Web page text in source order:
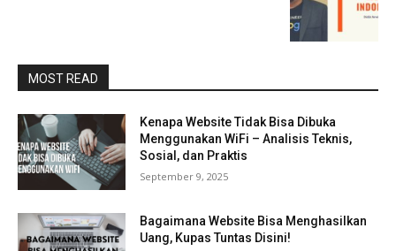
MOST READ
Kenapa Website Tidak Bisa Dibuka
Menggunakan WiFi – Analisis Teknis,
Sosial, dan Praktis
September 9, 2025
Bagaimana Website Bisa Menghasilkan
Uang, Kupas Tuntas Disini!